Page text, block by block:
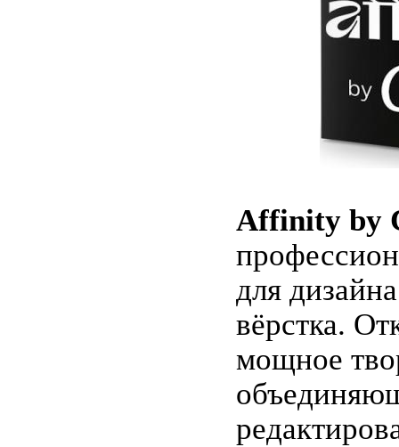
Affinity by
для
вёрстка.
мощное